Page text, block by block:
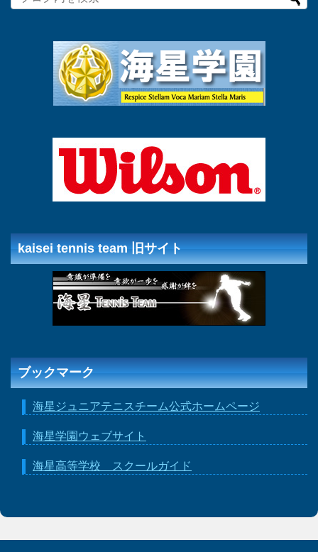
kaisei tennis team 旧サイト
ブックマーク
海星ジュニアテニスチーム公式ホームページ
海星学園ウェブサイト
海星高等学校 スクールガイド